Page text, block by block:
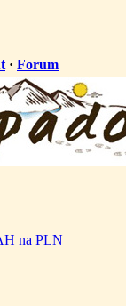
· Forum
na PLN